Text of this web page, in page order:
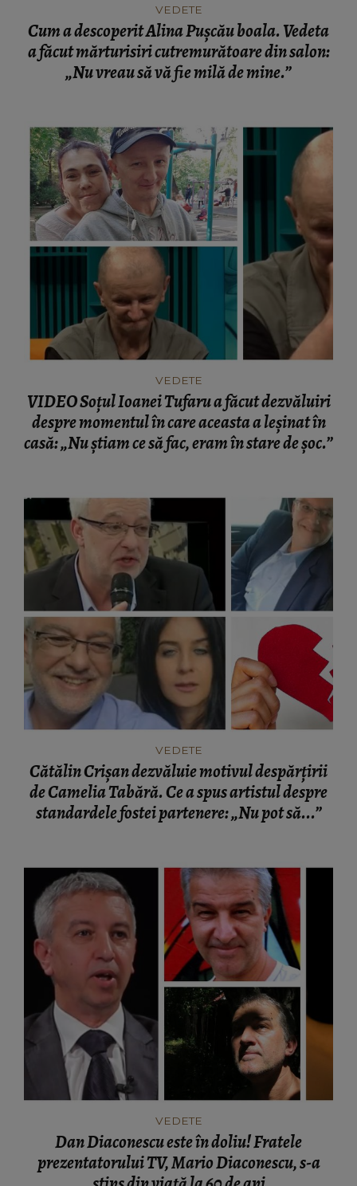
VEDETE
Cum a descoperit Alina Pușcău boala. Vedeta
a făcut mărturisiri cutremurătoare din salon:
„Nu vreau să vă fie milă de mine.”
VEDETE
VIDEO Soțul Ioanei Tufaru a făcut dezvăluiri
despre momentul în care aceasta a leșinat în
casă: „Nu știam ce să fac, eram în stare de șoc.”
VEDETE
Cătălin Crișan dezvăluie motivul despărțirii
de Camelia Tabără. Ce a spus artistul despre
standardele fostei partenere: „Nu pot să...”
VEDETE
Dan Diaconescu este în doliu! Fratele
prezentatorului TV, Mario Diaconescu, s-a